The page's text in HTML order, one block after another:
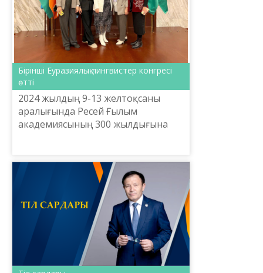
Бірінші Еуразиялық лингвистер конгресі
өтті
2024 жылдың 9-13 желтоқсаны
аралығында Ресей Ғылым
академиясының 300 жылдығына
және жоғары білім министрлігінің